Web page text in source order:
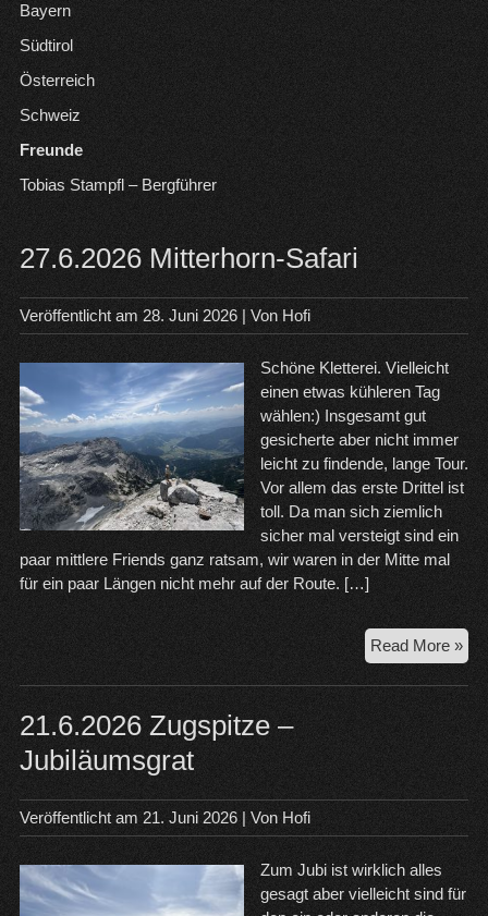
Bayern
Südtirol
Österreich
Schweiz
Freunde
Tobias Stampfl – Bergführer
27.6.2026 Mitterhorn-Safari
Veröffentlicht am 28. Juni 2026| Von Hofi
Schöne Kletterei. Vielleicht
einen etwas kühleren Tag
wählen:) Insgesamt gut
gesicherte aber nicht immer
leicht zu findende, lange Tour.
Vor allem das erste Drittel ist
toll. Da man sich ziemlich
sicher mal versteigt sind ein
paar mittlere Friends ganz ratsam, wir waren in der Mitte mal
für ein paar Längen nicht mehr auf der Route. […]
Read More »
21.6.2026 Zugspitze –
Jubiläumsgrat
Veröffentlicht am 21. Juni 2026| Von Hofi
Zum Jubi ist wirklich alles
gesagt aber vielleicht sind für